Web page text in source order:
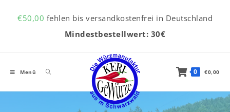
€50,00 fehlen bis versandkostenfrei in Deutschland
Mindestbestellwert: 30€
Menü 0 €0,00